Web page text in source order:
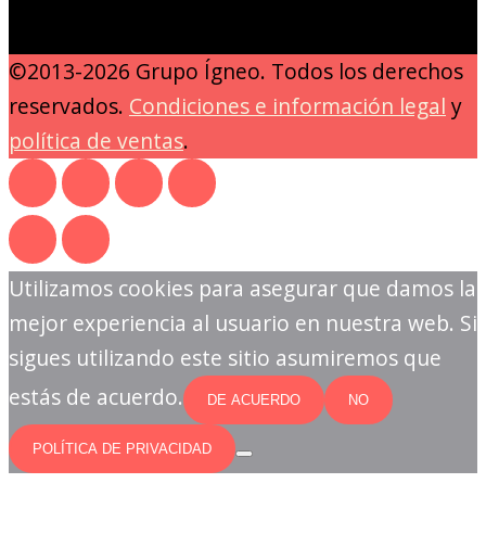
©2013-2026 Grupo Ígneo. Todos los derechos
reservados. Condiciones e información legal y
política de ventas.
Utilizamos cookies para asegurar que damos la
mejor experiencia al usuario en nuestra web. Si
sigues utilizando este sitio asumiremos que
estás de acuerdo.
DE ACUERDO NO
POLÍTICA DE PRIVACIDAD